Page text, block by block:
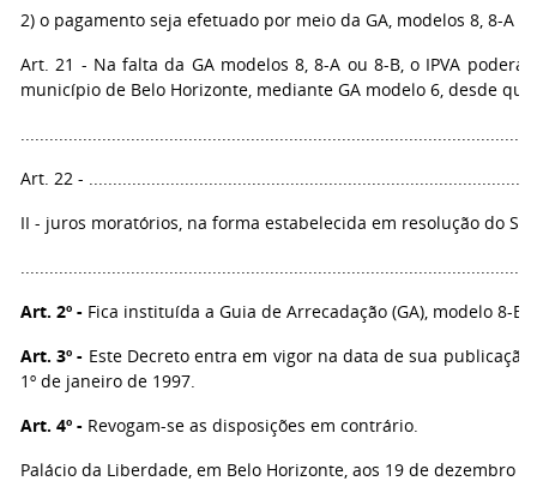
2) o pagamento seja efetuado por meio da GA, modelos 8, 8-A
Art. 21 - Na falta da GA modelos 8, 8-A ou 8-B, o IPVA poderá
município de Belo Horizonte, mediante GA modelo 6, desde que:
Art. 22 -
II - juros moratórios, na forma estabelecida em resolução do
Art. 2º - Fica instituída a Guia de Arrecadação (GA), modelo 8-
Art. 3º - Este Decreto entra em vigor na data de sua
1º de janeiro de 1997.
Art. 4º - Revogam-se as disposições em contrário.
Palácio da Liberdade, em Belo Horizonte, aos 19 de dezembro